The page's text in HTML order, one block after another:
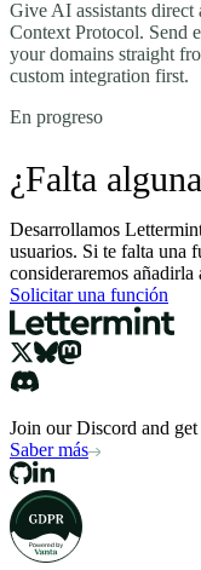
Give AI assistants
Context Protocol. Send
your domains straight
custom integration first.
En progreso
¿Falta
Desarrollamos
usuarios. Si te falta una
consideraremos añadirla
Solicitar una función
Join our Discord and
Saber más